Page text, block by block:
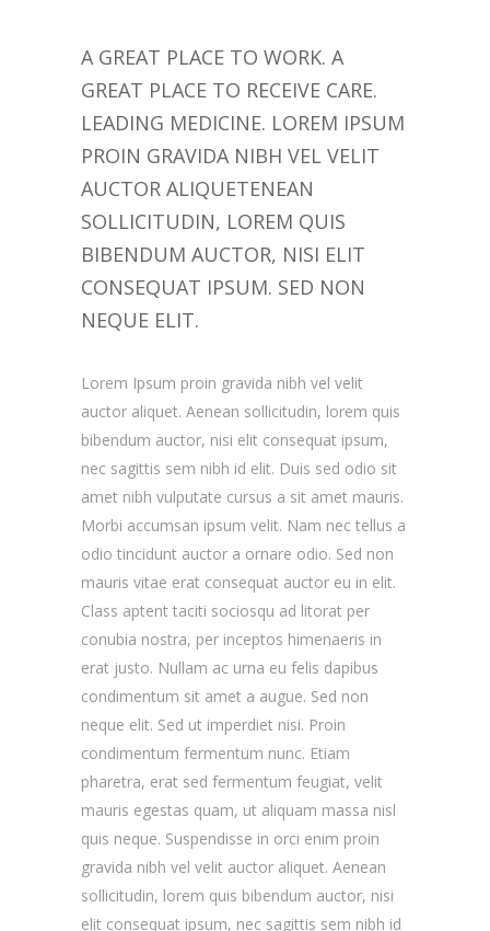
A GREAT PLACE TO WORK. A
GREAT PLACE TO RECEIVE CARE.
LEADING MEDICINE. LOREM IPSUM
PROIN GRAVIDA NIBH VEL VELIT
AUCTOR ALIQUETENEAN
SOLLICITUDIN, LOREM QUIS
BIBENDUM AUCTOR, NISI ELIT
CONSEQUAT IPSUM. SED NON
NEQUE ELIT.
Lorem Ipsum proin gravida nibh vel velit
auctor aliquet. Aenean sollicitudin, lorem quis
bibendum auctor, nisi elit consequat ipsum,
nec sagittis sem nibh id elit. Duis sed odio sit
amet nibh vulputate cursus a sit amet mauris.
Morbi accumsan ipsum velit. Nam nec tellus a
odio tincidunt auctor a ornare odio. Sed non
mauris vitae erat consequat auctor eu in elit.
Class aptent taciti sociosqu ad litorat per
conubia nostra, per inceptos himenaeris in
erat justo. Nullam ac urna eu felis dapibus
condimentum sit amet a augue. Sed non
neque elit. Sed ut imperdiet nisi. Proin
condimentum fermentum nunc. Etiam
pharetra, erat sed fermentum feugiat, velit
mauris egestas quam, ut aliquam massa nisl
quis neque. Suspendisse in orci enim proin
gravida nibh vel velit auctor aliquet. Aenean
sollicitudin, lorem quis bibendum auctor, nisi
elit consequat ipsum, nec sagittis sem nibh id